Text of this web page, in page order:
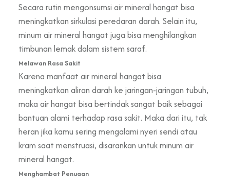
Secara rutin mengonsumsi air mineral hangat bisa
meningkatkan sirkulasi peredaran darah. Selain itu,
minum air mineral hangat juga bisa menghilangkan
timbunan lemak dalam sistem saraf.
Melawan Rasa Sakit
Karena manfaat air mineral hangat bisa
meningkatkan aliran darah ke jaringan-jaringan tubuh,
maka air hangat bisa bertindak sangat baik sebagai
bantuan alami terhadap rasa sakit. Maka dari itu, tak
heran jika kamu sering mengalami nyeri sendi atau
kram saat menstruasi, disarankan untuk minum air
mineral hangat.
Menghambat Penuaan